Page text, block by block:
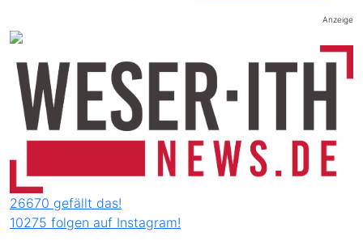
Anzeige
26670 gefällt das!
10275 folgen auf Instagram!